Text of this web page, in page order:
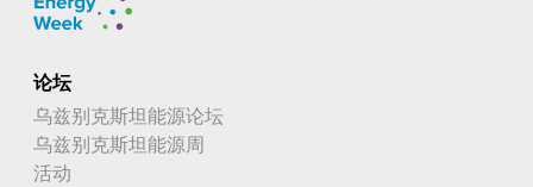
论坛
乌兹别克斯坦能源论坛
乌兹别克斯坦能源周
活动